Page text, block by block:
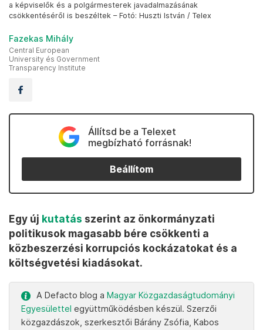
a képviselők és a polgármesterek javadalmazásának
csökkentéséről is beszéltek – Fotó: Huszti István / Telex
Fazekas Mihály
Central European
University és Government
Transparency Institute
Állítsd be a Telexet
megbízható forrásnak!
Beállítom
Egy új kutatás szerint az önkormányzati
politikusok magasabb bére csökkenti a
közbeszerzési korrupciós kockázatokat és a
költségvetési kiadásokat.
A Defacto blog a Magyar Közgazdaságtudományi
Egyesülettel együttműködésben készül. Szerzői
közgazdászok, szerkesztői Bárány Zsófia, Kabos